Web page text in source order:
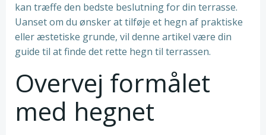
kan træffe den bedste beslutning for din terrasse.
Uanset om du ønsker at tilføje et hegn af praktiske
eller æstetiske grunde, vil denne artikel være din
guide til at finde det rette hegn til terrassen.
Overvej formålet
med hegnet